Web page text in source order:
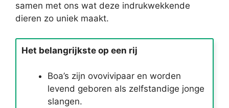
samen met ons wat deze indrukwekkende
dieren zo uniek maakt.
Het belangrijkste op een rij
Boa’s zijn ovovivipaar en worden
levend geboren als zelfstandige jonge
slangen.